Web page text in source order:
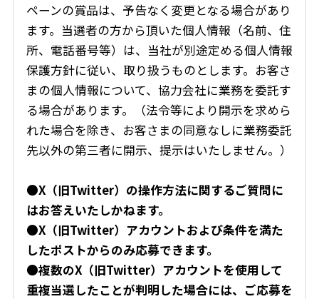
ペーンの賞品は、予告なく変更となる場合があり
ます。当選者の方から頂いた個人情報（名前、住
所、電話番号等）は、当社が別途定める個人情報
保護方針に従い、取り扱うものとします。お客さ
まの個人情報について、協力会社に業務を委託す
る場合があります。（法令等により開示を求めら
れた場合を除き、お客さまの同意なしに業務委託
先以外の第三者に開示、提示はいたしません。）
●X（旧Twitter）の操作方法に関するご質問に
はお答えいたしかねます。
●X（旧Twitter）アカウントおよび条件を満た
したポストからのみ応募できます。
●複数のX（旧Twitter）アカウントを使用して
重複当選したことが判明した場合には、ご応募を